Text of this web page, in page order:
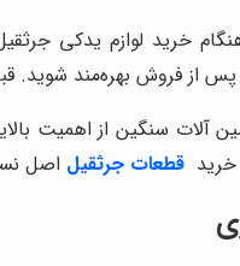
خرید لوازم یدکی
فروش بهره‌مند شوید.
آلات سنگین از اهمیت
قطعات جرثقیل اصل